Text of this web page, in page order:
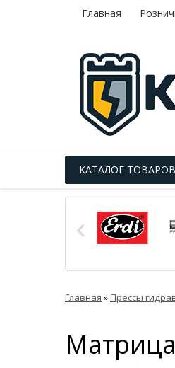
Главная
КАТАЛОГ ТОВАРОВ
Главная »Прессы